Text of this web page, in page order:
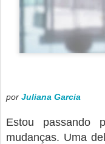
por Juliana Garcia
Estou passando
mudanças. Uma